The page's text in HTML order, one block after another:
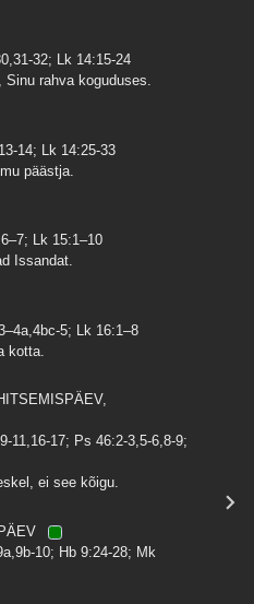
32; Lk 14:15-24
rahva koguduses.
14; Lk 14:25-33
päästja.
Lk 15:1–10
Issandat.
5; Lk 16:1–8
kotta.
11,16-17; Ps 46:2-3,5-6,8-9;
ei see kõigu.
10; Hb 9:24-28; Mk